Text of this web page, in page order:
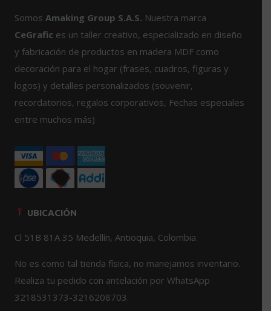
opciones
pueden
elegir
en
la
página
Somos Amaking Group S.A.S. Nuestra marca
CeGrafic es un taller creativo, especializado en diseño
y fabricación de productos en madera MDF como
decoración para el hogar (frases, cuadros, figuras y
logos) y detalles personalizados (souvenir,
recordatorios, regalos corporativos, Fechas especiales
entre muchos más)
UBICACIÓN
Cl 51B 81A 35 Medellín, Antioquia, Colombia.
No es como tal tienda física, no manejamos inventario.
Realiza tu pedido con antelación por WhatsApp
3218531373-3216208703.